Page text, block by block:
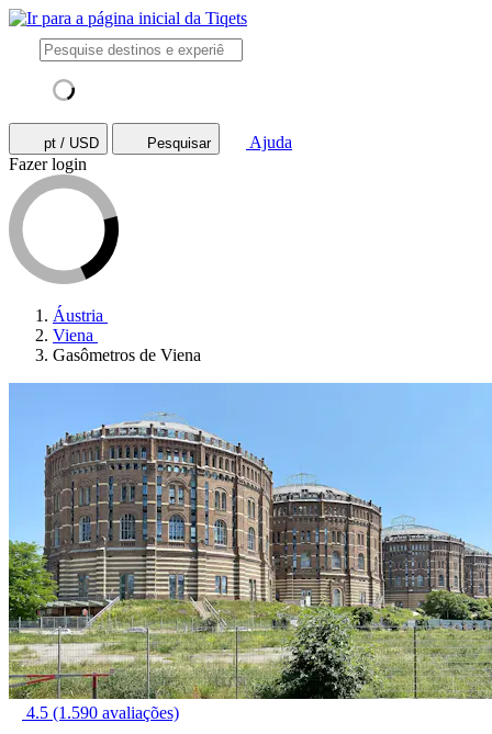
pt / USD Pesquisar
Ajuda
Fazer login
Áustria
Viena
Gasômetros de Viena
4.5 (1.590 avaliações)